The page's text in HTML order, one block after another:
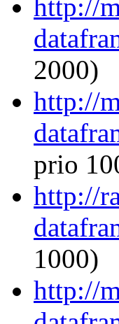
http://
2000)
http://
prio
http://
1000)
http://